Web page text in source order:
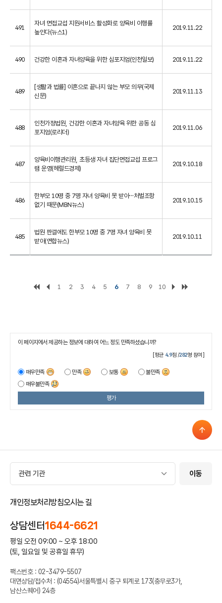
491
자녀 면접교섭 지원서비스 활성화로 양육비 이행률
높인다(뉴스1)
2019.11.22
490 건강한 이혼과 자녀양육을 위한 심포지엄(인천일보) 2019.11.22
489
[생활과 법률] 이혼으로 끝나지 않는 부모 의무(국제
신문)
2019.11.13
488
인천가정법원, 건강한 이혼과 자녀양육 위한 공동 심
포지엄(로리더)
2019.11.06
487
양육비이행관리원, 초등생 자녀 집단면접교섭 프로그
램 운영(헤럴드경제)
2019.10.18
486
한부모 10명 중 7명 자녀 양육비 못 받아…처벌조항
없기 때문(MBN뉴스)
2019.10.15
485
법원 판결에도 한부모 10명 중 7명 자녀 양육비 못
받아(연합뉴스)
2019.10.11
1 2 3 4 5 6 7 8 9 10
이 페이지에서 제공하는 정보에 대하여 어느 정도 만족하셨습니까?
[평균 4.9점 /282명 참여]
매우만족 만족 보통
불만족
매우불만족
평가
관련 기관
관련 기관 이동
개인정보처리방침오시는 길
상담센터1644-6621
평일 오전 09:00 ~ 오후 18:00
(토, 일요일 및 공휴일 휴무)
대면상담/접수처 : (04554)서울특별시 중구 퇴계로 173(충무로3가,
남산스퀘어) 24층
팩스번호 : 02-3479-5507